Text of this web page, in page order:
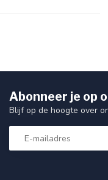
Abonneer je op
Blijf op de hoogte over